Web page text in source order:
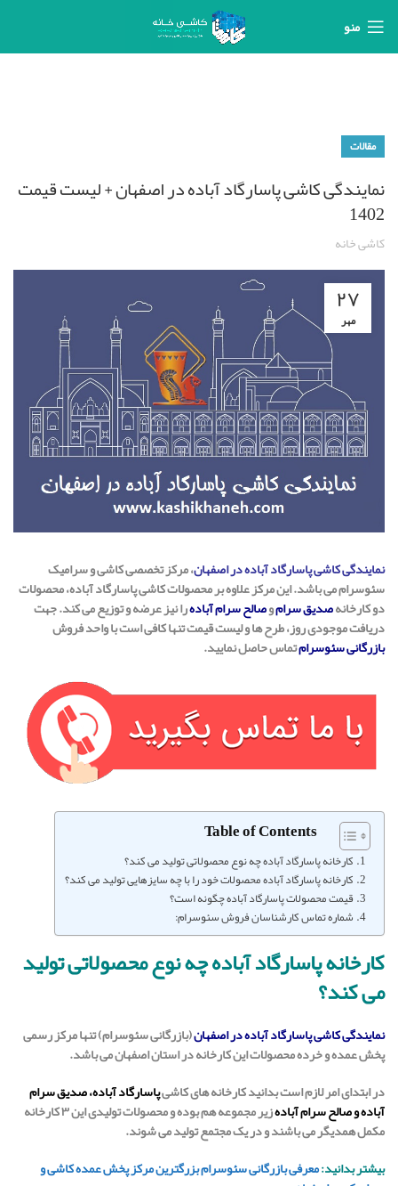
منو
مقالات
نمایندگی کاشی پاسارگاد آباده در اصفهان + لیست قیمت
1402
کاشی خانه
۲۷
مهر
نمایندگی کاشی پاسارگاد آباده در اصفهان، مرکز تخصصی کاشی و سرامیک
سئوسرام می باشد. این مرکز علاوه بر محصولات کاشی پاسارگاد آباده، محصولات
دو کارخانهصدیق سراموصالح سرام آبادهرا نیز عرضه و توزیع می کند. جهت
دریافت موجودی روز، طرح ها و لیست قیمت تنها کافی است با واحد فروش
بازرگانی سئوسرامتماس حاصل نمایید.
Table of Contents
کارخانه پاسارگاد آباده چه نوع محصولاتی تولید می کند؟
کارخانه پاسارگاد آباده محصولات خود را با چه سایزهایی تولید می کند؟
قیمت محصولات پاسارگاد آباده چگونه است؟
شماره تماس کارشناسان فروش سئوسرام:
کارخانه پاسارگاد آباده چه نوع محصولاتی تولید
می کند؟
نمایندگی کاشی پاسارگاد آباده در اصفهان(بازرگانی سئوسرام) تنها مرکز رسمی
پخش عمده و خرده محصولات این کارخانه در استان اصفهان می باشد.
در ابتدای امر لازم است بدانید کارخانه های کاشیپاسارگاد آباده، صدیق سرام
آباده و صالح سرام آباده زیر مجموعه هم بوده و محصولات تولیدی این ۳ کارخانه
مکمل همدیگر می باشند و در یک مجتمع تولید می شوند.
بیشتر بدانید:معرفی بازرگانی سئوسرام بزرگترین مرکز پخش عمده کاشی و